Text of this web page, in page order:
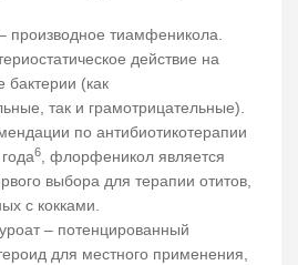
производное тиамфеникола.
действие на
бактерии (как
так и грамотрицательные).
по антибиотикотерапии
6, флорфеникол является
выбора для терапии отитов,
с кокками.
– потенцированный
для местного применения,